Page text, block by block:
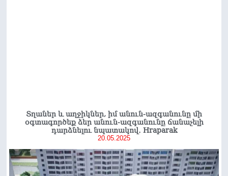
Տղաներ և աղջիկներ, իմ անուն-ազգանունը մի
օգտագործեք ձեր անուն-ազգանունը ճանաչելի
դարձնելու նպատակով․ Hraparak
20.05.2025